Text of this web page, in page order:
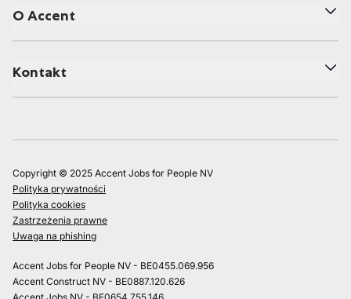
O Accent
Kontakt
Copyright © 2025 Accent Jobs for People NV
Polityka prywatności
Polityka cookies
Zastrzeżenia prawne
Uwaga na phishing
Accent Jobs for People NV - BE0455.069.956
Accent Construct NV - BE0887.120.626